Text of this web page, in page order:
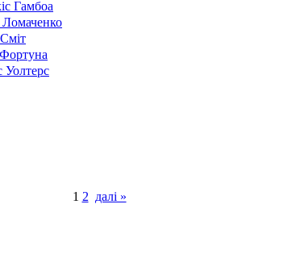
Гамбоа
Уолтерс
1 2 далі »